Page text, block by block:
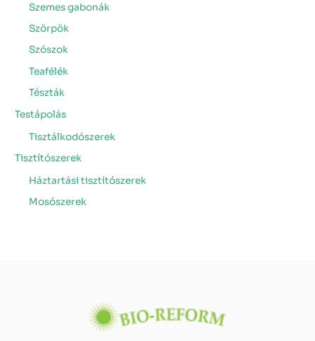
Szemes gabonák
Szörpök
Szószok
Teafélék
Tészták
Testápolás
Tisztálkodószerek
Tisztítószerek
Háztartási tisztítószerek
Mosószerek